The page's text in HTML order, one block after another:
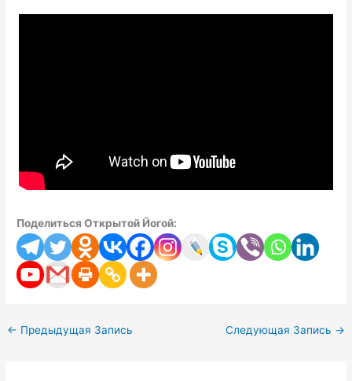
Поделиться Открытой Йогой:
← Предыдущая Запись Следующая Запись →